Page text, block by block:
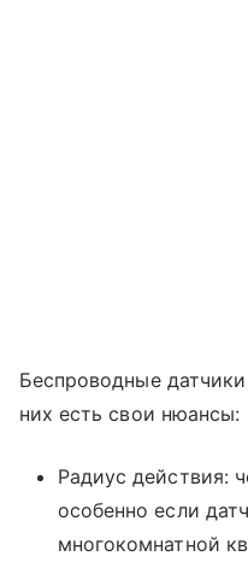
Беспроводные
них есть свои нюансы:
Радиус действия:
особенно если
многокомнатной